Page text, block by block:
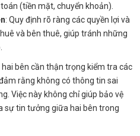
(tiền mặt, chuyển khoản).
: Quy định rõ ràng các quyền lợi và
và bên thuê, giúp tránh những
hai bên cần thận trọng kiểm tra các
rằng không có thông tin sai
Việc này không chỉ giúp bảo vệ
sự tin tưởng giữa hai bên trong